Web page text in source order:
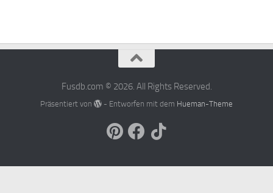
Fusdb.com © 2026. All Rights Reserved.
Präsentiert von - Entworfen mit dem Hueman-Theme